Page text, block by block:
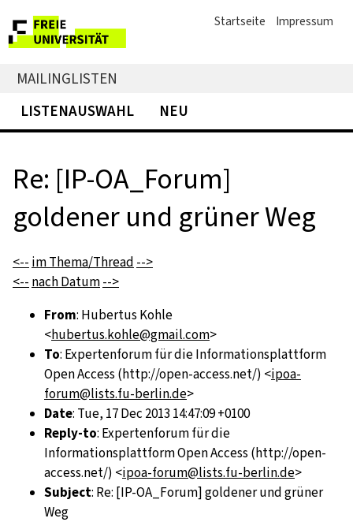
Startseite Impressum
MAILINGLISTEN
LISTENAUSWAHL
NEU
Re: [IP-OA_Forum]
goldener und grüner Weg
<-- im Thema/Thread -->
<-- nach Datum-->
From: Hubertus Kohle
<hubertus.kohle@gmail.com>
To: Expertenforum für die Informationsplattform
Open Access (http://open-access.net/) <ipoa-
forum@lists.fu-berlin.de>
Date: Tue, 17 Dec 2013 14:47:09 +0100
Reply-to: Expertenforum für die
Informationsplattform Open Access (http://open-
access.net/) <ipoa-forum@lists.fu-berlin.de>
Subject: Re: [IP-OA_Forum] goldener und grüner
Weg